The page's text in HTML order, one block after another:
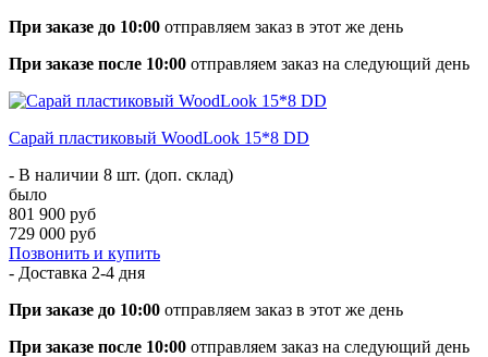
При заказе до 10:00 отправляем заказ в этот же день
При заказе после 10:00 отправляем заказ на следующий день
Сарай пластиковый WoodLook 15*8 DD
- В наличии 8 шт. (доп. склад)
было
801 900 руб
729 000 руб
Позвонить и купить
- Доставка 2-4 дня
При заказе до 10:00 отправляем заказ в этот же день
При заказе после 10:00 отправляем заказ на следующий день